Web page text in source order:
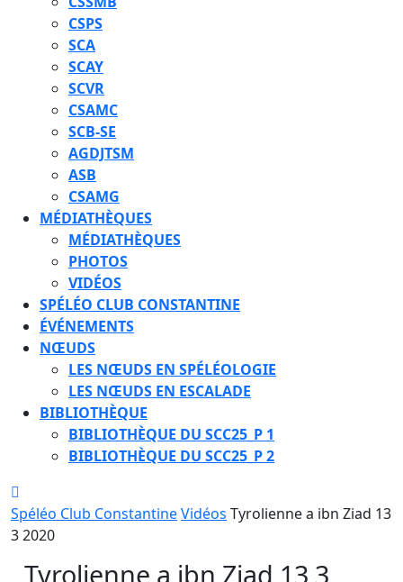
CSPS
SCA
SCAY
SCVR
CSAMC
SCB-SE
AGDJTSM
ASB
CSAMG
MÉDIATHÈQUES
MÉDIATHÈQUES
PHOTOS
VIDÉOS
SPÉLÉO CLUB CONSTANTINE
ÉVÉNEMENTS
NŒUDS
LES NŒUDS EN SPÉLÉOLOGIE
LES NŒUDS EN ESCALADE
BIBLIOTHÈQUE
BIBLIOTHÈQUE DU SCC25_P 1
BIBLIOTHÈQUE DU SCC25_P 2
BUTTON
Spéléo Club ConstantineVidéos Tyrolienne a ibn Ziad 13
3 2020
Tyrolienne a ibn Ziad 13 3